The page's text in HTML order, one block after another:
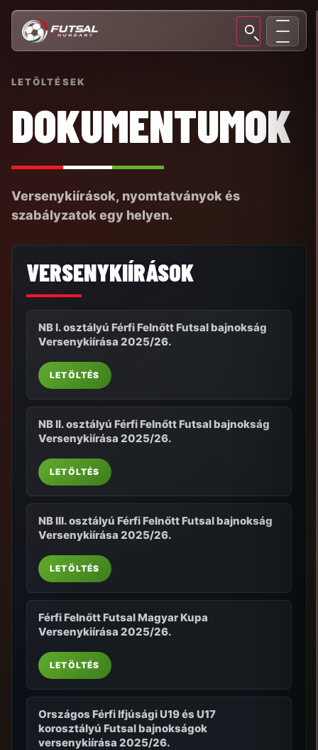
LETÖLTÉSEK
DOKUMENTUMOK
Versenykiírások, nyomtatványok és
szabályzatok egy helyen.
VERSENYKIÍRÁSOK
NB I. osztályú Férfi Felnőtt Futsal bajnokság
Versenykiírása 2025/26.
LETÖLTÉS
NB II. osztályú Férfi Felnőtt Futsal bajnokság
Versenykiírása 2025/26.
LETÖLTÉS
NB III. osztályú Férfi Felnőtt Futsal bajnokság
Versenykiírása 2025/26.
LETÖLTÉS
Férfi Felnőtt Futsal Magyar Kupa
Versenykiírása 2025/26.
LETÖLTÉS
Országos Férfi Ifjúsági U19 és U17
korosztályú Futsal bajnokságok
versenykiírása 2025/26.